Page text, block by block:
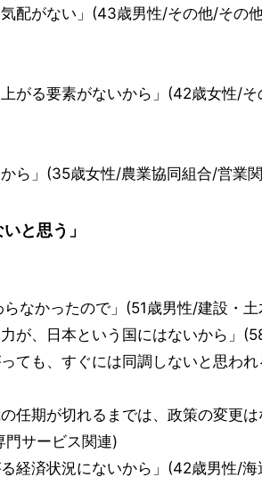
気配がない」(43歳男性/その他/その
上がる要素がないから」(42歳女性/
から」(35歳女性/農業協同組合/営業
と思う」
らなかったので」(51歳男性/建設・
力が、日本という国にはないから」
っても、すぐには同調しないと思わ
の任期が切れるまでは、政策の変更
サービス関連)
経済状況にないから」(42歳男性/